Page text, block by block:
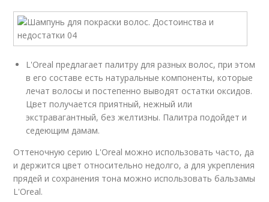
L'Oreal предлагает палитру для разных волос, при этом
в его составе есть натуральные компоненты, которые
лечат волосы и постепенно выводят остатки оксидов.
Цвет получается приятный, нежный или
экстравагантный, без желтизны. Палитра подойдет и
седеющим дамам.
Оттеночную серию L'Oreal можно использовать часто, да
и держится цвет относительно недолго, а для укрепления
прядей и сохранения тона можно использовать бальзамы
L'Oreal.